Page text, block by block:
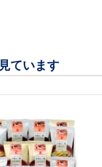
ています